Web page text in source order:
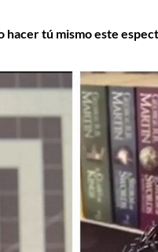
hacer tú mismo este